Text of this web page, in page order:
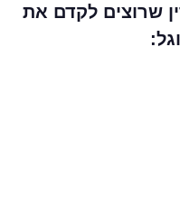
שרוצים לקדם את